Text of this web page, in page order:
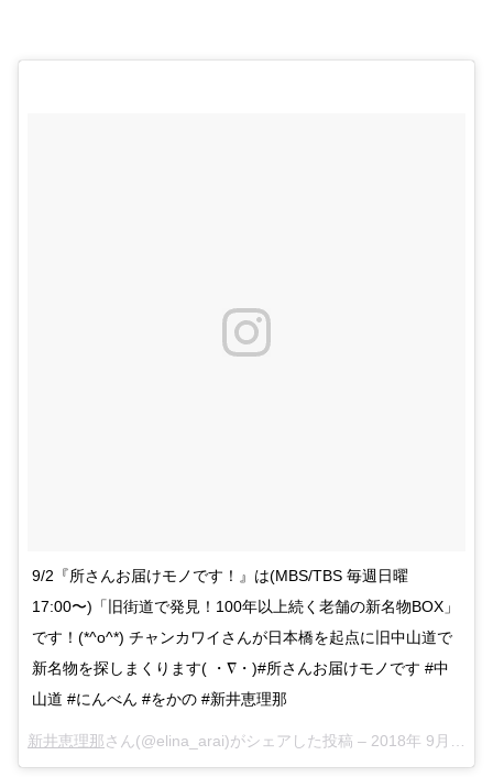
9/2『所さんお届けモノです！』は(MBS/TBS 毎週日曜
17:00〜)「旧街道で発見！100年以上続く老舗の新名物BOX」
です！(*^o^*) チャンカワイさんが日本橋を起点に旧中山道で
新名物を探しまくります( ・∇・)#所さんお届けモノです #中
山道 #にんべん #をかの #新井恵理那
新井恵理那さん(@elina_arai)がシェアした投稿 – 2018年 9月月1日午後10時33分PDT